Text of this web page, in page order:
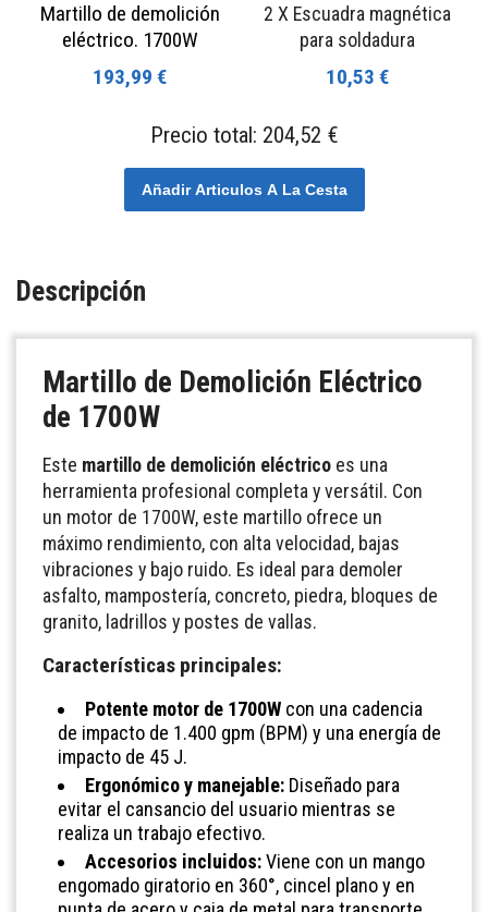
Martillo de demolición
eléctrico. 1700W
193,99 €
2 X Escuadra magnética
para soldadura
10,53 €
Precio total: 204,52 €
Añadir Articulos A La Cesta
Descripción
Martillo de Demolición Eléctrico
de 1700W
Este martillo de demolición eléctrico es una
herramienta profesional completa y versátil. Con
un motor de 1700W, este martillo ofrece un
máximo rendimiento, con alta velocidad, bajas
vibraciones y bajo ruido. Es ideal para demoler
asfalto, mampostería, concreto, piedra, bloques de
granito, ladrillos y postes de vallas.
Características principales:
Potente motor de 1700W con una cadencia
de impacto de 1.400 gpm (BPM) y una energía de
impacto de 45 J.
Ergonómico y manejable: Diseñado para
evitar el cansancio del usuario mientras se
realiza un trabajo efectivo.
Accesorios incluidos:Viene con un mango
engomado giratorio en 360°, cincel plano y en